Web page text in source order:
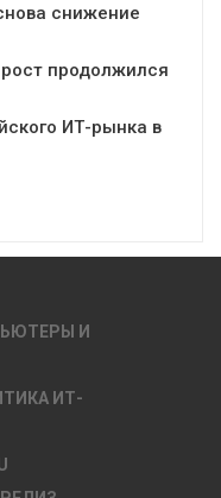
снижение
продолжился
ИТ-рынка в
И
ИТ-